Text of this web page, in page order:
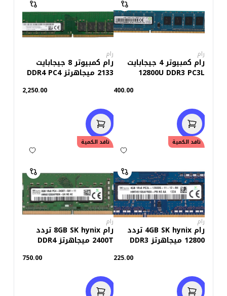
رام
رام كمبيوتر 4 جيجابايت
12800U DDR3 PC3L
400.00
رام
رام كمبيوتر 8 جيجابايت
2133 ميجاهرتز DDR4 PC4
2,250.00
نافد الكمية
رام
رام 4GB SK hynix تردد
12800 ميجاهرتز DDR3
225.00
نافد الكمية
رام
رام 8GB SK hynix تردد
2400T ميجاهرتز DDR4
750.00